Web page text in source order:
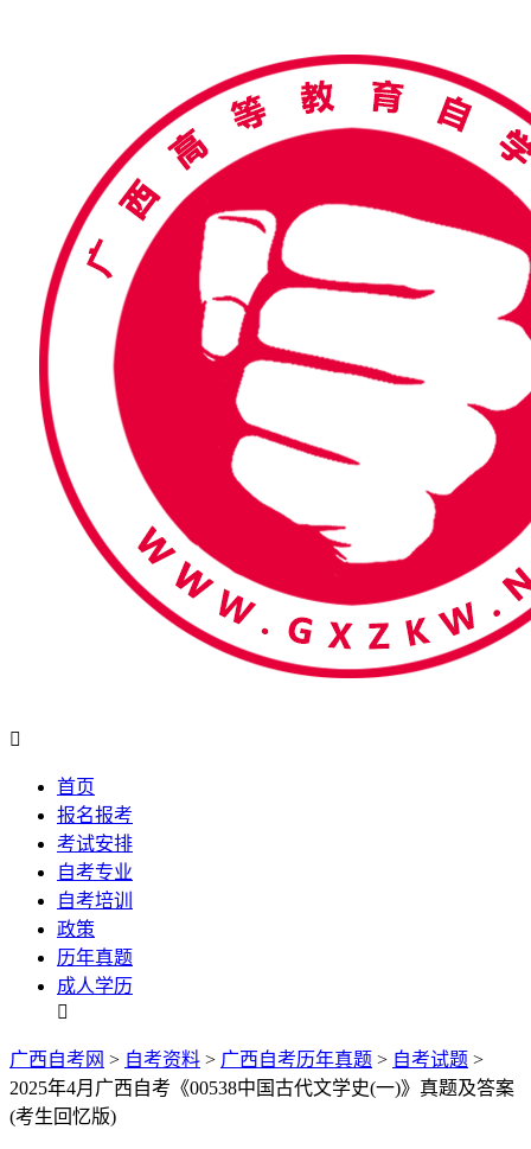

首页
报名报考
考试安排
自考专业
自考培训
政策
历年真题
成人学历

广西自考网 > 自考资料 > 广西自考历年真题 > 自考试题 >
2025年4月广西自考《00538中国古代文学史(一)》真题及答案
(考生回忆版)